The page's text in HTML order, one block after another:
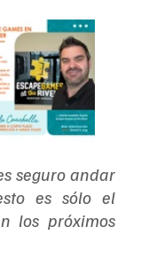
seguro andar
es sólo el
los próximos